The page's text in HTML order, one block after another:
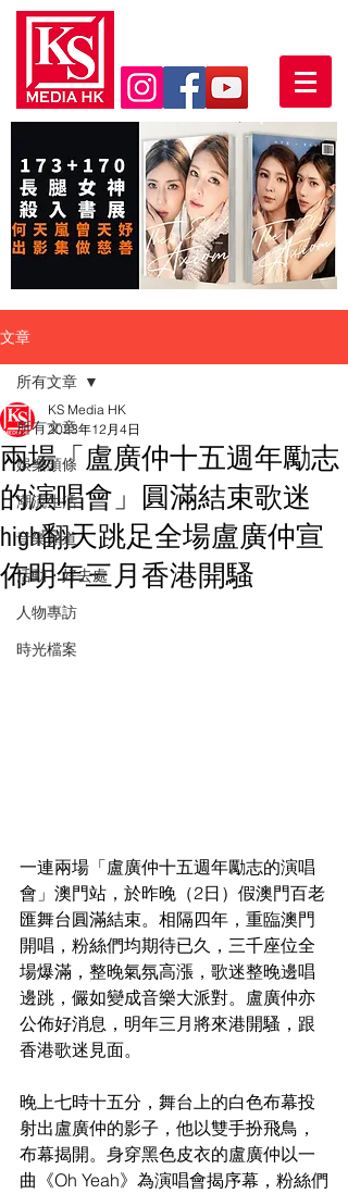
文章
所有文章
娛樂頭條
潮流生活
音樂頻道
活動・好去處
人物專訪
時光檔案
所有文章
兩場「盧廣仲十五週年勵志
的演唱會」圓滿結束歌迷
high翻天跳足全場盧廣仲宣
佈明年三月香港開騷
KS Media HK
2023年12月4日
一連兩場「盧廣仲十五週年勵志的演唱
會」澳門站，於昨晚（2日）假澳門百老
匯舞台圓滿結束。相隔四年，重臨澳門
開唱，粉絲們均期待已久，三千座位全
場爆滿，整晚氣氛高漲，歌迷整晚邊唱
邊跳，儼如變成音樂大派對。盧廣仲亦
公佈好消息，明年三月將來港開騷，跟
香港歌迷見面。
晚上七時十五分，舞台上的白色布幕投
射出盧廣仲的影子，他以雙手扮飛鳥，
布幕揭開。身穿黑色皮衣的盧廣仲以一
曲《Oh Yeah》為演唱會揭序幕，粉絲們